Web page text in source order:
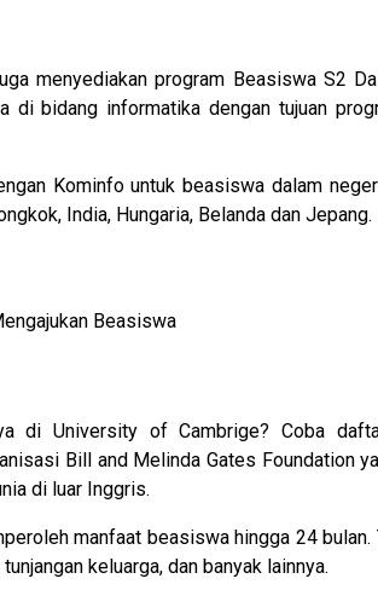
menyediakan program Beasiswa S2
di bidang informatika dengan tujuan
Kominfo untuk beasiswa dalam
India, Hungaria, Belanda dan Jepang.
di University of Cambrige? Coba
Bill and Melinda Gates Foundation
di luar Inggris.
manfaat beasiswa hingga 24 bulan.
keluarga, dan banyak lainnya.